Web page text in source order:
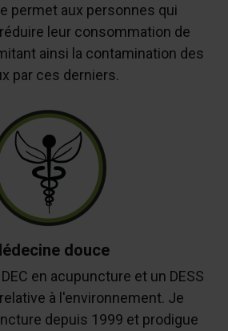
permet aux personnes qui
leur consommation de
ainsi la contamination des
par ces derniers.
douce
en acupuncture et un DESS
à l'environnement. Je
depuis 1999 et prodigue